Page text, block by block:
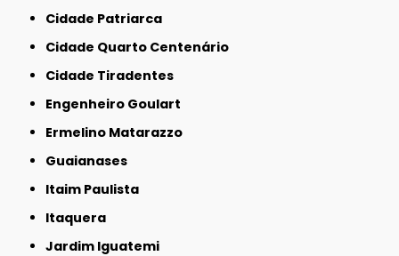
Cidade Patriarca
Cidade Quarto Centenário
Cidade Tiradentes
Engenheiro Goulart
Ermelino Matarazzo
Guaianases
Itaim Paulista
Itaquera
Jardim Iguatemi